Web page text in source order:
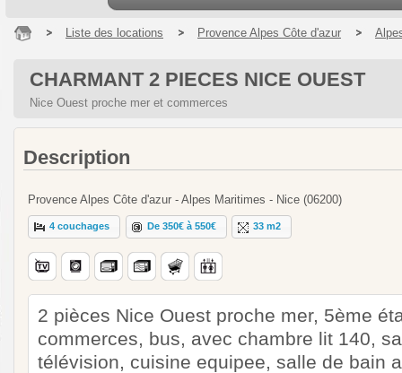
Liste des locations Provence Alpes Côte d'azur
CHARMANT 2 PIECES NICE OUEST
Nice Ouest proche mer et commerces
Description
Provence Alpes Côte d'azur - Alpes Maritimes - Nice (06200)
4 couchages De 350€ à 550€ 33 m2
2 pièces Nice Ouest proche mer, 5ème
commerces, bus, avec chambre lit 140,
télévision, cuisine equipee, salle de bain